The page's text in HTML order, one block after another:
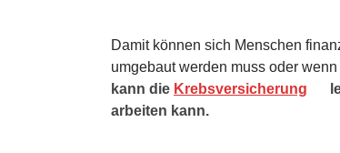
Damit können sich Menschen
umgebaut werden muss oder
kann die Krebsversicherung
arbeiten kann.